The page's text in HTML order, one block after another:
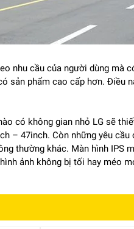
nhu cầu của người dùng mà
sản phẩm cao cấp hơn. Điều
có không gian nhỏ LG sẽ
47inch. Còn những yêu
thường khác. Màn hình IPS
ảnh không bị tối hay méo